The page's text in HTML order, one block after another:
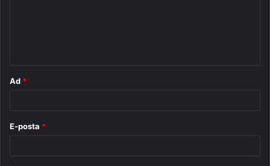
Ad *
E-posta *